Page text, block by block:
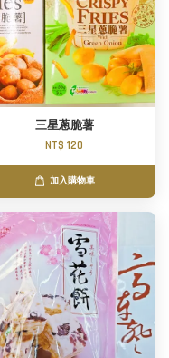
三星蔥脆薯
NT$ 120
加入購物車